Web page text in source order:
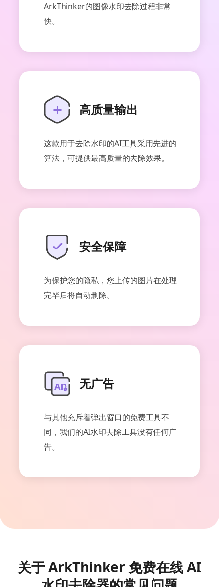
ArkThinker的图像水印去除过程非常
快。
高质量输出
这款用于去除水印的AI工具采用先进的
算法，可提供最高质量的去除效果。
安全保障
为保护您的隐私，您上传的图片在处理
完毕后将自动删除。
无广告
与其他充斥着弹出窗口的免费工具不
同，我们的AI水印去除工具没有任何广
告。
关于 ArkThinker 免费在线 AI